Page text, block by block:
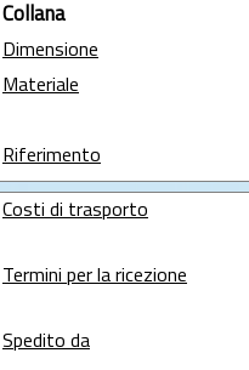
Collana
Dimensione
Materiale
Riferimento
Costi di trasporto
Termini per la ricezione
Spedito da